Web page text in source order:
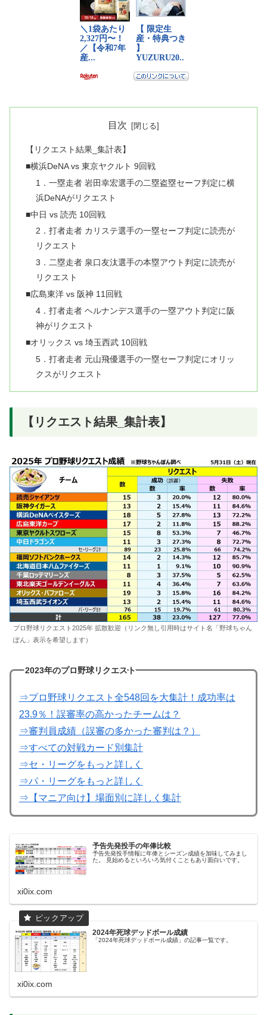
目次
【リクエスト結果_集計表】
■横浜DeNA vs 東京ヤクルト 9回戦
1．一塁走者 岩田幸宏選手の二塁盗塁セーフ判定に横
浜DeNAがリクエスト
■中日 vs 読売 10回戦
2．打者走者 カリステ選手の一塁セーフ判定に読売が
リクエスト
3．二塁走者 泉口友汰選手の本塁アウト判定に読売が
リクエスト
■広島東洋 vs 阪神 11回戦
4．打者走者 ヘルナンデス選手の一塁アウト判定に阪
神がリクエスト
■オリックス vs 埼玉西武 10回戦
5．打者走者 元山飛優選手の一塁セーフ判定にオリッ
クスがリクエスト
【リクエスト結果_集計表】
プロ野球リクエスト2025年 拡散歓迎（リンク無し引用時はサイト名「野球ちゃん
ぽん」表示を希望します）
2023年のプロ野球リクエスト
⇒プロ野球リクエスト全548回を大集計！成功率は
23.9％！誤審率の高かったチームは？
⇒審判員成績（誤審の多かった審判は？）
⇒すべての対戦カード別集計
⇒セ・リーグをもっと詳しく
⇒パ・リーグをもっと詳しく
⇒【マニア向け】場面別に詳しく集計
予告先発投手の年俸比較
予告先発投手情報に年俸とシーズン成績を加味してみまし
た。 見始めるといろいろ気付くこともあり面白いです。
xi0ix.com
2024年死球デッドボール成績
「2024年死球デッドボール成績」の記事一覧です。
xi0ix.com